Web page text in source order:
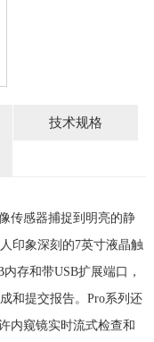
技术规格
传感器捕捉到明亮的静
印象深刻的7英寸液晶触
存和带USB扩展端口，
和提交报告。Pro系列还
内窥镜实时流式检查和